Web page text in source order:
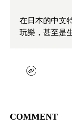
在日本的中文
玩樂，甚至是
COMMENT